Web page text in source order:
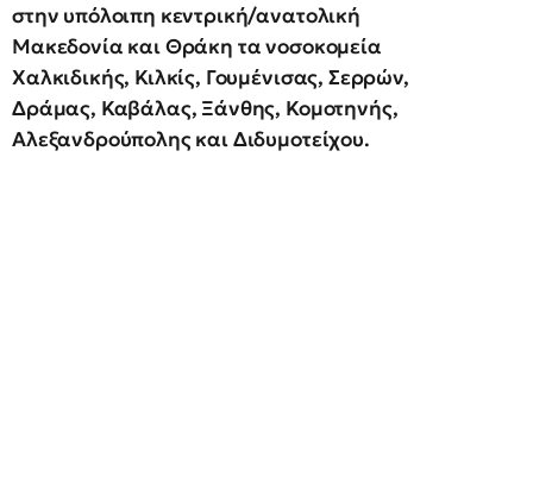
στην υπόλοιπη κεντρική/ανατολική
Μακεδονία και Θράκη τα νοσοκομεία
Χαλκιδικής, Κιλκίς, Γουμένισας, Σερρών,
Δράμας, Καβάλας, Ξάνθης, Κομοτηνής,
Αλεξανδρούπολης και Διδυμοτείχου.